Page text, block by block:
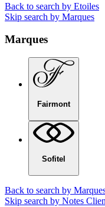
Back to search by Etoiles
Skip search by Marques
Marques
Fairmont
Sofitel
Back to search by
Skip search by Notes